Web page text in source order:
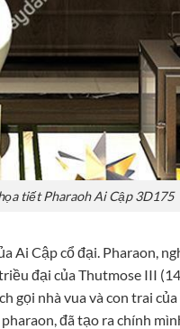
tiết Pharaoh Ai Cập 3D175
Ai Cập cổ đại. Pharaon,
đại của Thutmose III
gọi nhà vua và con trai
đã tạo ra chính